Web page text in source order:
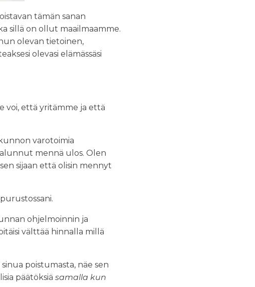
tämän sanan
sillä on ollut maailmaamme.
olevan tietoinen,
olevasi elämässäsi
voi, että yritämme ja että
varotoimia
mennä ulos. Olen
sijaan että olisin mennyt
ohjelmoinnin ja
välttää hinnalla millä
poistumasta, näe sen
päätöksiä samalla kun